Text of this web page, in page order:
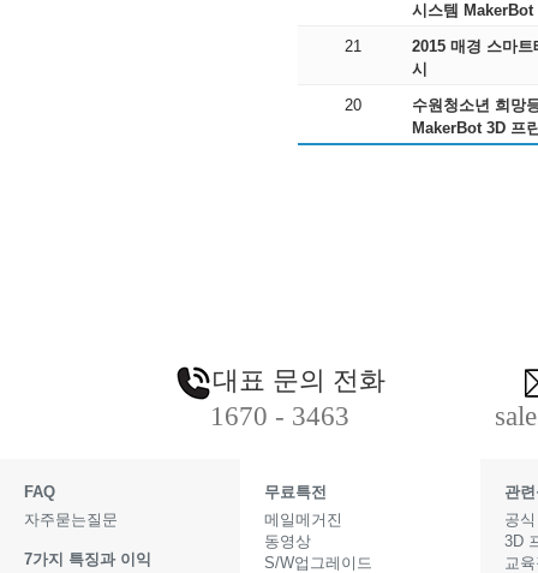
시스템 MakerBot
21
2015 매경 스마
시
20
수원청소년 희망
MakerBot 3D 프
대표 문의 전화
1670 - 3463
FAQ
자주묻는질문
7가지 특징과 이익
무료특전
메일메거진
동영상
S/W업그레이드
관
공
3D
교